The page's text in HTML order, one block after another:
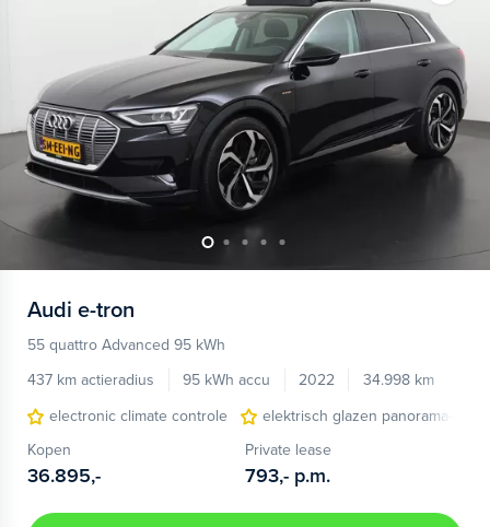
Audi e-tron
55 quattro Advanced 95 kWh
437 km actieradius
95 kWh accu 2022
34.998 km
electronic climate controle
elektrisch glazen panorama-dak
Kopen
36.895,-
Private lease
793,- p.m.